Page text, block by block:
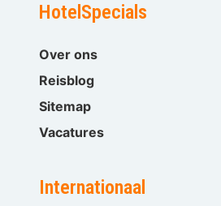
HotelSpecials
Over ons
Reisblog
Sitemap
Vacatures
Internationaal